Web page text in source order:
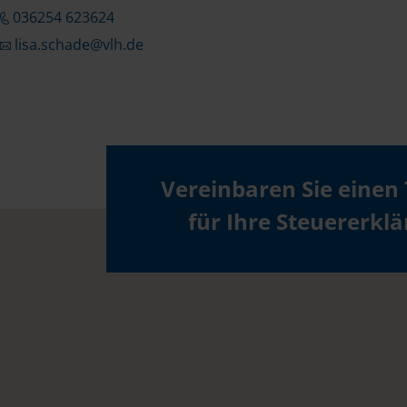
036254 623624
lisa.schade@vlh.de
Vereinbaren Sie einen
für Ihre